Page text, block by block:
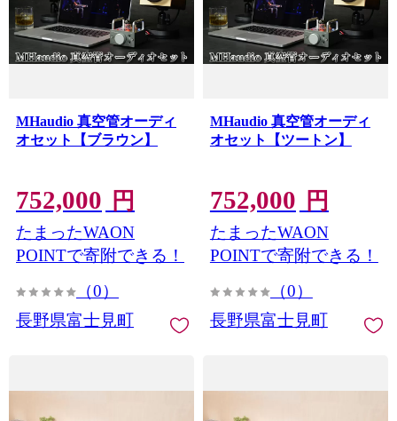
MHaudio 真空管オーディ
オセット【ブラウン】
752,000 円
たまったWAON
POINTで寄附できる！
（0）
長野県富士見町
MHaudio 真空管オーディ
オセット【ツートン】
752,000 円
たまったWAON
POINTで寄附できる！
（0）
長野県富士見町